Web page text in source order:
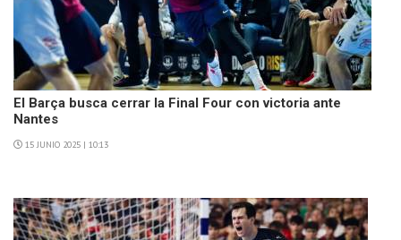
El Barça busca cerrar la Final Four con victoria ante
Nantes
15 JUNIO 2025 | 10:13